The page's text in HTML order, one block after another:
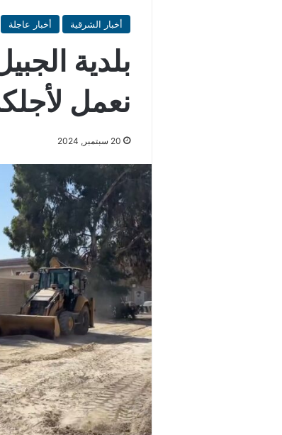
أخبار الشرقية أخبار عاجلة
بلدية
نعمل
20 سبتمبر, 2024